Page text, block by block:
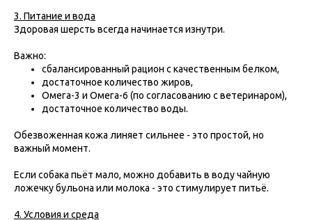
3. Питание и вода
Здоровая шерсть всегда начинается изнутри.
Важно:
сбалансированный рацион с качественным белком,
достаточное количество жиров,
Омега-3 и Омега-6 (по согласованию с ветеринаром),
достаточное количество воды.
Обезвоженная кожа линяет сильнее - это простой, но
важный момент.
Если собака пьёт мало, можно добавить в воду чайную
ложечку бульона или молока - это стимулирует питьё.
4. Условия и среда